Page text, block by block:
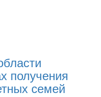
получения
семей